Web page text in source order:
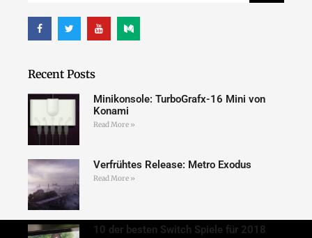
Recent Posts
Minikonsole: TurboGrafx-16 Mini von
Konami
Read More »
Verfrühtes Release: Metro Exodus
Read More »
10 der besten Switch Spiele für 2018